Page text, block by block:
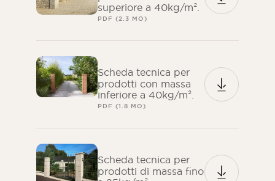
superiore a 40kg/m².
PDF (2.3 MO)
Scheda tecnica per
prodotti con massa
inferiore a 40kg/m².
PDF (1.8 MO)
Scheda tecnica per
prodotti di massa fino